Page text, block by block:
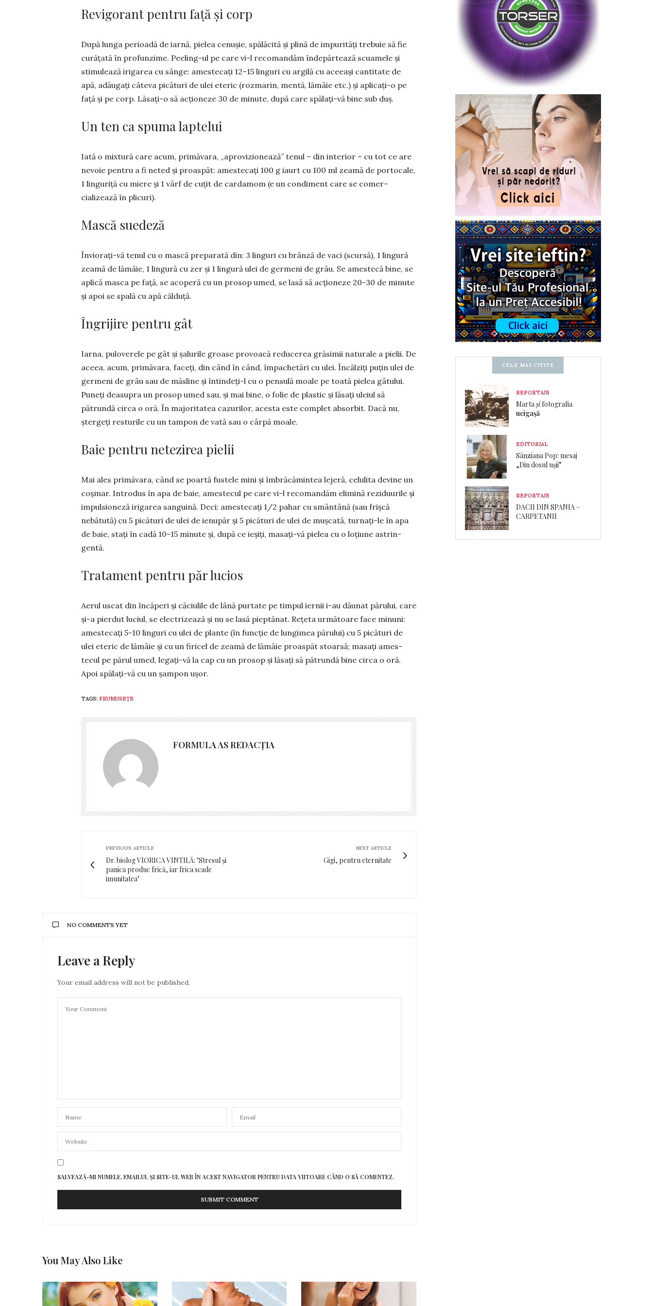
Revigorant pentru față și corp
După lunga perioadă de iarnă, pie­­lea cenușie, spălăcită și plină de im­pu­rități trebuie să fie
curățată în pro­fun­zime. Peeling-ul pe care vi-l recoman­dăm îndepărtează scuamele și
stimu­lea­ză iri­garea cu sânge: ames­te­cați 12–15 linguri cu argilă cu aceeași can­ti­tate de
apă, adăugați câ­teva picături de ulei eteric (roz­marin, men­tă, lămâie etc.) și apli­cați-o pe
față și pe corp. Lă­sați-o să ac­ționeze 30 de minute, după care spălați-vă bine sub duș.
Un ten ca spuma laptelui
Iată o mixtură ca­re acum, pri­mă­vara, „aprovi­zio­nează” te­nul – din interior – cu tot ce are
nevoie pen­tru a fi neted și proaspăt: amestecați 100 g iaurt cu 100 ml zeamă de portocale,
1 linguriță cu miere și 1 vârf de cuțit de cardamom (e un con­diment care se comer­
cializează în plicuri).
Mască suedeză
Înviorați-vă te­nul cu o mască pre­parată din: 3 linguri cu brânză de vaci (scursă), 1 lingură
zeamă de lă­mâie, 1 lin­gură cu zer și 1 lingură ulei de germeni de grâu. Se amestecă bi­ne, se
aplică masca pe față, se aco­peră cu un prosop umed, se lasă să acționeze 20-30 de minute
și apoi se spală cu apă călduță.
Îngrijire pentru gât
Iarna, puloverele pe gât și șalurile groase provoacă redu­ce­rea grăsimii na­turale a pie­lii. De
aceea, acum, pri­mă­vara, faceți, din când în când, împa­chetări cu ulei. Încălziți puțin ulei de
ger­meni de grâu sau de măs­li­ne și în­tindeți-l cu o pensu­lă moale pe toată pie­lea gâtului.
Puneți deasu­pra un pro­sop umed sau, și mai bine, o folie de plastic și lăsați uleiul să
pătrundă circa o oră. În majoritatea cazurilor, acesta este com­plet absor­bit. Dacă nu,
ștergeți res­tu­rile cu un tampon de vată sau o cârpă moale.
Baie pentru netezirea pielii
Mai ales primăvara, când se poar­tă fustele mini și îmbrăcămintea le­jeră, ce­lulita devine un
coșmar. Intro­dus în apa de baie, ames­tecul pe care vi-l re­co­mandăm eli­mi­nă rezi­duurile și
im­pul­sioneză irigarea san­g­uină. Deci: ames­te­cați 1/2 pahar cu smân­tână (sau frișcă
nebătută) cu 5 pi­cături de ulei de ie­nupăr și 5 picături de ulei de muș­cată, tur­nați-le în apa
de baie, stați în cadă 10-15 minute și, du­pă ce ie­șiți, masa­ți-vă pielea cu o lo­țiune as­trin­
gentă.
Tratament pentru păr lucios
Aerul uscat din încăperi și căciu­lile de lână purtate pe timpul iernii i-au dăunat părului, care
și-a pierdut luciul, se electrizează și nu se lasă pieptănat. Re­țe­ta următoare face mi­nuni:
ames­tecați 5-10 lin­guri cu ulei de plante (în funcție de lungimea pă­ru­lui) cu 5 pi­cături de
ulei eteric de lămâie și cu un fi­ricel de zeamă de lă­mâie proaspăt stoar­să; ma­sați ames­
tecul pe pă­rul umed, lega­ți-vă la cap cu un prosop și lăsați să pătrundă bi­ne circa o oră.
Apoi spălați-vă cu un șam­pon ușor.
TAGS: FRUMUSEȚE
FORMULA AS REDACȚIA
PREVIOUS ARTICLE
Dr. biolog VIORICA VINTILĂ: "Stresul și
panica produc frică, iar frica scade
imunitatea"
NEXT ARTICLE
Gigi, pentru eternitate
NO COMMENTS YET
Leave a Reply
Your email address will not be published.
SALVEAZĂ-MI NUMELE, EMAILUL ȘI SITE-UL WEB ÎN ACEST NAVIGATOR PENTRU DATA VIITOARE CÂND O SĂ COMENTEZ.
You May Also Like
CELE MAI CITITE
REPORTAJE
Martașifotografia
ucigașă
EDITORIAL
Sânziana Pop: mesaj
„Din dosul ușii”
REPORTAJE
DACII DIN SPANIA –
CARPETANII